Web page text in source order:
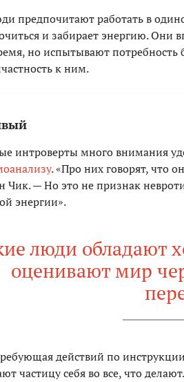
предпочитают работать в
и забирает энергию. Они
но испытывают
к ним.
интроверты много внимания
. «Про них говорят, что
Чик. — Но это не признак
энергии».
люди обладают
оценивают мир
действий по
частицу себя во все, что